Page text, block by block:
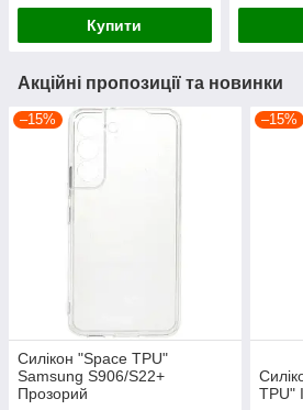
Купити
Акційні пропозиції та новинки
–15%
Силікон "Space TPU"
Samsung S906/S22+
Прозорий
–15%
TPU"